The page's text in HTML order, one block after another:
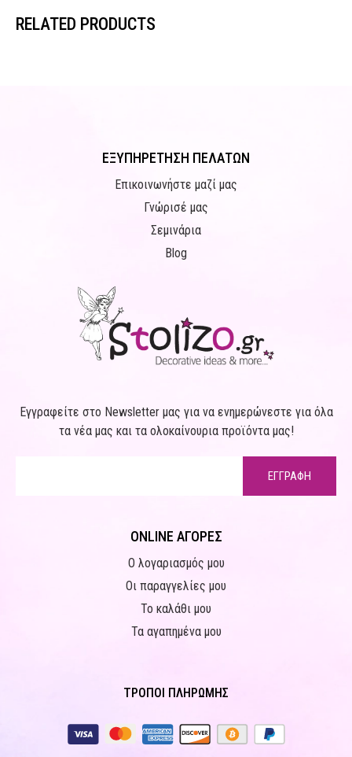
RELATED PRODUCTS
ΕΞΥΠΗΡΕΤΗΣΗ ΠΕΛΑΤΩΝ
Επικοινωνήστε μαζί μας
Γνώρισέ μας
Σεμινάρια
Blog
Εγγραφείτε στο Newsletter μας για να ενημερώνεστε για όλα
τα νέα μας και τα ολοκαίνουρια προϊόντα μας!
ΕΓΓΡΑΦΗ
ONLINE ΑΓΟΡΕΣ
Ο λογαριασμός μου
Οι παραγγελίες μου
Το καλάθι μου
Τα αγαπημένα μου
ΤΡΟΠΟΙ ΠΛΗΡΩΜΗΣ